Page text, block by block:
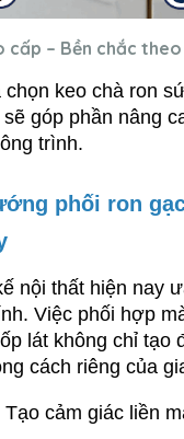
cấp – Bền chắc
keo chà ron
góp phần nâng
trình.
phối ron
nội thất hiện nay
Việc phối hợp
lát không chỉ tạo
cách riêng của
Tạo cảm giác liền